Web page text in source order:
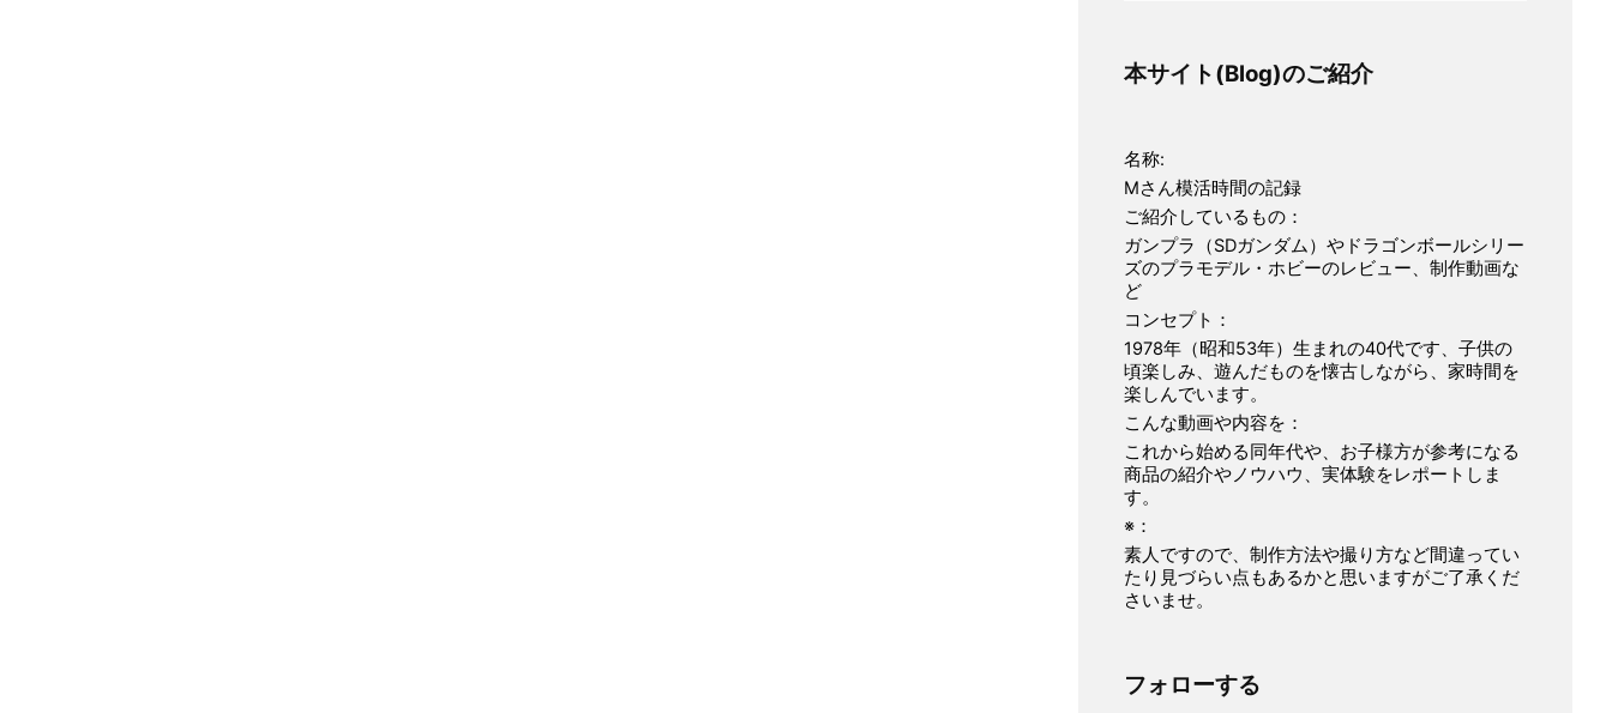
本サイト(Blog)のご紹介
名称:
Mさん模活時間の記録
ご紹介しているもの：
ガンプラ（SDガンダム）やドラゴンボールシリー
ズのプラモデル・ホビーのレビュー、制作動画な
ど
コンセプト：
1978年（昭和53年）生まれの40代です、子供の
頃楽しみ、遊んだものを懐古しながら、家時間を
楽しんでいます。
こんな動画や内容を：
これから始める同年代や、お子様方が参考になる
商品の紹介やノウハウ、実体験をレポートしま
す。
※：
素人ですので、制作方法や撮り方など間違ってい
たり見づらい点もあるかと思いますがご了承くだ
さいませ。
フォローする